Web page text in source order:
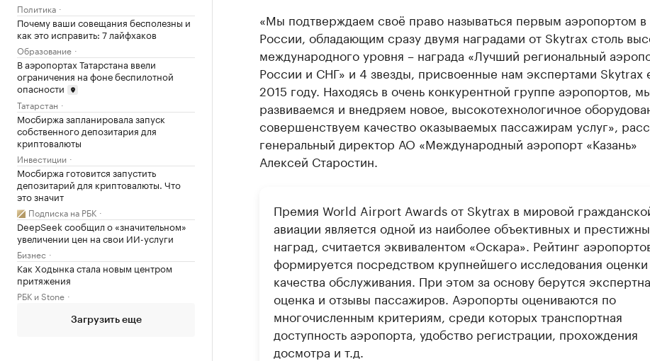
Политика
Почему ваши совещания бесполезны и
как это исправить: 7 лайфхаков
Образование
В аэропортах Татарстана ввели
ограничения на фоне беспилотной
опасности
Татарстан
Мосбиржа запланировала запуск
собственного депозитария для
криптовалюты
Инвестиции
Мосбиржа готовится запустить
депозитарий для криптовалюты. Что
это значит
Подписка на РБК
DeepSeek сообщил о «значительном»
увеличении цен на свои ИИ-услуги
Бизнес
Как Ходынка стала новым центром
притяжения
РБК и Stone
Загрузить еще
«Мы подтверждаем своё право называться первым аэропортом в
России, обладающим сразу двумя наградами от Skytrax столь
международного уровня – награда «Лучший региональный
России и СНГ» и 4 звезды, присвоенные нам экспертами Skytrax
2015 году. Находясь в очень конкурентной группе аэропортов,
развиваемся и внедряем новое, высокотехнологичное
совершенствуем качество оказываемых пассажирам услуг»,
генеральный директор АО «Международный аэропорт «Казань»
Алексей Старостин.
Премия World Airport Awards от Skytrax в мировой
авиации является одной из наиболее объективных и
наград, считается эквивалентом «Оскара». Рейтинг
формируется посредством крупнейшего исследования оценки
качества обслуживания. При этом за основу берутся
оценка и отзывы пассажиров. Аэропорты оцениваются по
многочисленным критериям, среди которых транспортная
доступность аэропорта, удобство регистрации, прохождения
досмотра и т.д.